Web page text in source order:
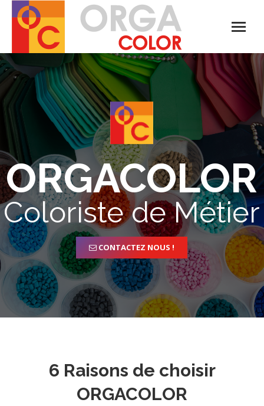
Coloriste de Métier
ORGACOLOR
CONTACTEZ NOUS !
6 Raisons de choisir
ORGACOLOR